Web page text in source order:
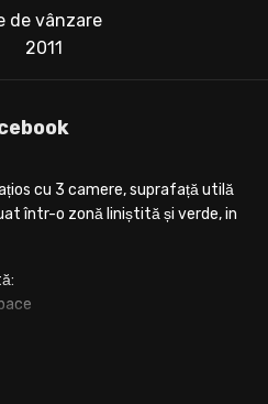
de vânzare
2011
cu 3 camere, suprafață utilă
într-o zonă liniștită și verde, in